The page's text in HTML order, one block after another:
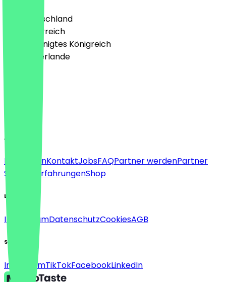
🇩🇪 Deutschland
🇦🇹 Österreich
🇬🇧 Vereinigtes Königreich
🇳🇱 Niederlande
English
About
Für FirmenKontaktJobsFAQPartner werdenPartner
Support
ErfahrungenShop
Legal
ImpressumDatenschutzCookiesAGB
Social
InstagramTikTokFacebookLinkedIn